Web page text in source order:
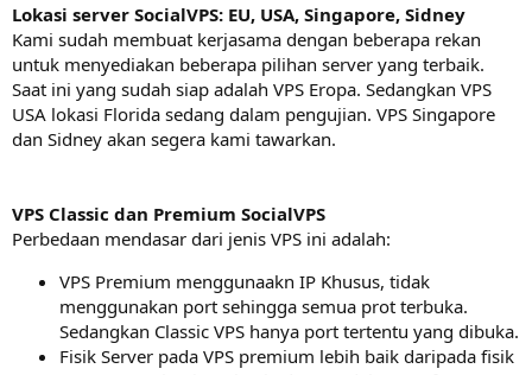
Lokasi server SocialVPS: EU, USA, Singapore, Sidney
Kami sudah membuat kerjasama dengan beberapa rekan
untuk menyediakan beberapa pilihan server yang terbaik.
Saat ini yang sudah siap adalah VPS Eropa. Sedangkan VPS
USA lokasi Florida sedang dalam pengujian. VPS Singapore
dan Sidney akan segera kami tawarkan.
VPS Classic dan Premium SocialVPS
Perbedaan mendasar dari jenis VPS ini adalah:
VPS Premium menggunaakn IP Khusus, tidak
menggunakan port sehingga semua prot terbuka.
Sedangkan Classic VPS hanya port tertentu yang dibuka.
Fisik Server pada VPS premium lebih baik daripada fisik